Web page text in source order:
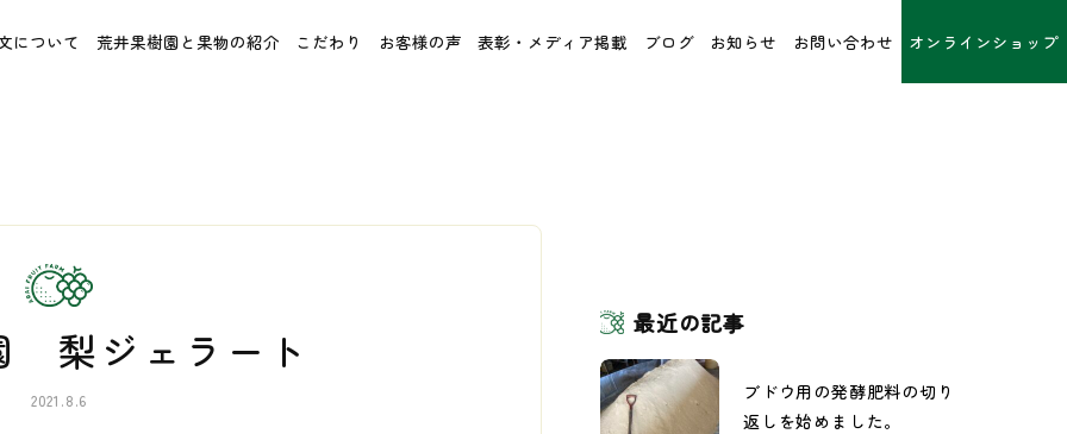
について 荒井果樹園と果物の紹介 こだわり お客様の声 表彰・メディア掲載 ブログ お知らせ お問い合わせ オンラインショップ
梨ジェラート
2021.8.6
最近の記事
ブドウ用の発酵肥料の切り
返しを始めました。